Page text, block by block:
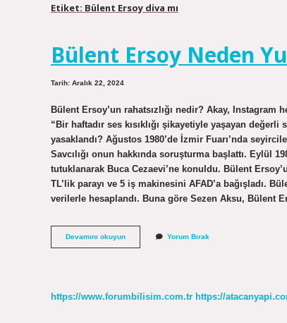
Etiket: Bülent Ersoy diva mı
Bülent Ersoy Neden
Tarih: Aralık 22, 2024
Bülent Ersoy’un rahatsızlığı nedir? Akay,
“Bir haftadır ses kısıklığı şikayetiyle yaşayan
yasaklandı? Ağustos 1980’de İzmir Fuarı’nda
Savcılığı onun hakkında soruşturma başlattı. Eylül
tutuklanarak Buca Cezaevi’ne konuldu. Bülent
TL’lik parayı ve 5 iş makinesini AFAD’a bağışladı.
verilerle hesaplandı. Buna göre Sezen Aksu, Bülent
Devamını okuyunBülent
Ersoy
Yorum Bırak
https://www.forumbilisim.com.tr https://